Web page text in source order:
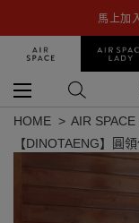
馬上加
HOME AIR SPACE
【DINOTAENG】圓